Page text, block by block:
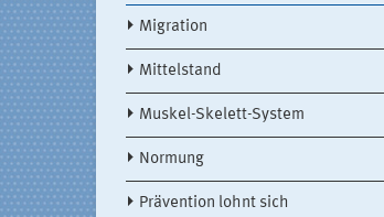
Migration
Mittelstand
Muskel-Skelett-System
Normung
Prävention lohnt sich